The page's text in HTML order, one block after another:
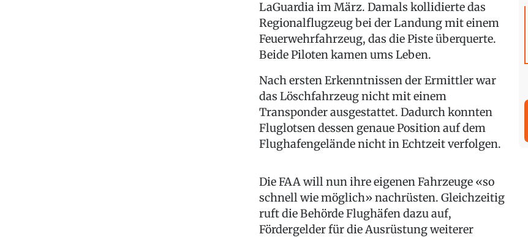
LaGuardia im März. Damals kollidierte das
Regionalflugzeug bei der Landung mit einem
Feuerwehrfahrzeug, das die Piste überquerte.
Beide Piloten kamen ums Leben.
Nach ersten Erkenntnissen der Ermittler war
das Löschfahrzeug nicht mit einem
Transponder ausgestattet. Dadurch konnten
Fluglotsen dessen genaue Position auf dem
Flughafengelände nicht in Echtzeit verfolgen.
Die FAA will nun ihre eigenen Fahrzeuge «so
schnell wie möglich» nachrüsten. Gleichzeitig
ruft die Behörde Flughäfen dazu auf,
Fördergelder für die Ausrüstung weiterer